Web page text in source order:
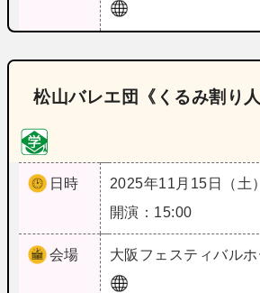
松山バレエ団《くるみ割り人
日時
2025年11月15日（土）
開演：15:00
会場 大阪 フェスティバル